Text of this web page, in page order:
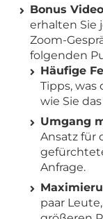
Bonus
erhalten Sie
Zoom-
folgenden
Häufige
Tipps,
wie Sie
Umgang
Ansatz für
Anfrage.
paar